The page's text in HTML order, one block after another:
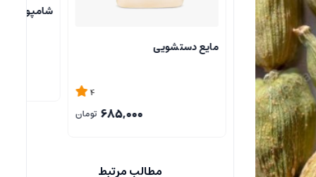
5
685,000 تومان
مایع دستشویی
4
685,000 تومان
شامپو آبکشی
مطالب مرتبط